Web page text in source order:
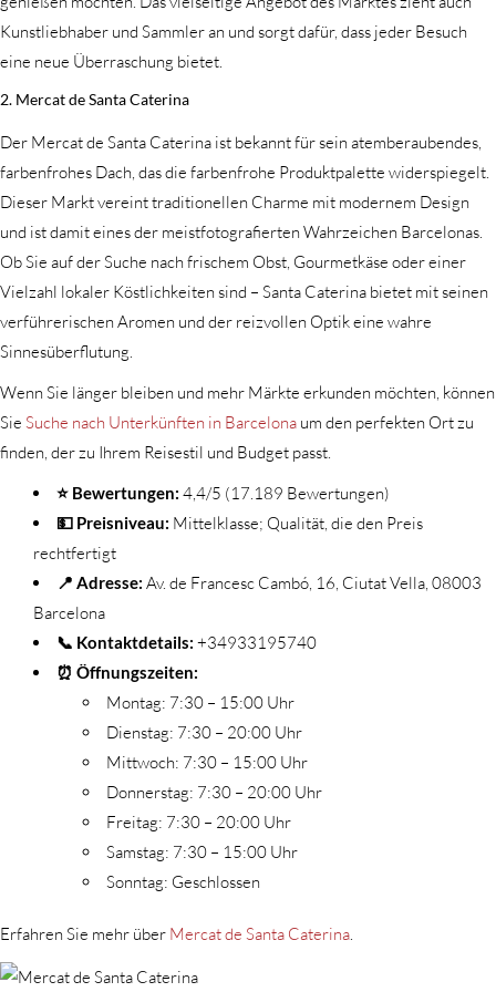
Kunstliebhaber und Sammler an und sorgt dafür, dass jeder Besuch
eine neue Überraschung bietet.
2. Mercat de Santa Caterina
Der Mercat de Santa Caterina ist bekannt für sein atemberaubendes,
farbenfrohes Dach, das die farbenfrohe Produktpalette widerspiegelt.
Dieser Markt vereint traditionellen Charme mit modernem Design
und ist damit eines der meistfotografierten Wahrzeichen Barcelonas.
Ob Sie auf der Suche nach frischem Obst, Gourmetkäse oder einer
Vielzahl lokaler Köstlichkeiten sind – Santa Caterina bietet mit seinen
verführerischen Aromen und der reizvollen Optik eine wahre
Sinnesüberflutung.
Wenn Sie länger bleiben und mehr Märkte erkunden möchten, können
Sie Suche nach Unterkünften in Barcelona um den perfekten Ort zu
finden, der zu Ihrem Reisestil und Budget passt.
⭐ Bewertungen: 4,4/5 (17.189 Bewertungen)
💵 Preisniveau: Mittelklasse; Qualität, die den Preis
rechtfertigt
📍 Adresse: Av. de Francesc Cambó, 16, Ciutat Vella, 08003
Barcelona
📞 Kontaktdetails: +34933195740
⏰ Öffnungszeiten:
Montag: 7:30 – 15:00 Uhr
Dienstag: 7:30 – 20:00 Uhr
Mittwoch: 7:30 – 15:00 Uhr
Donnerstag: 7:30 – 20:00 Uhr
Freitag: 7:30 – 20:00 Uhr
Samstag: 7:30 – 15:00 Uhr
Sonntag: Geschlossen
Erfahren Sie mehr über Mercat de Santa Caterina.